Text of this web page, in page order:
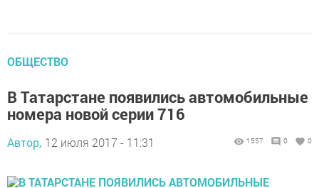
ОБЩЕСТВО
В Татарстане появились автомобильные
номера новой серии 716
Автор, 12 июля 2017 - 11:31 1557 0 0